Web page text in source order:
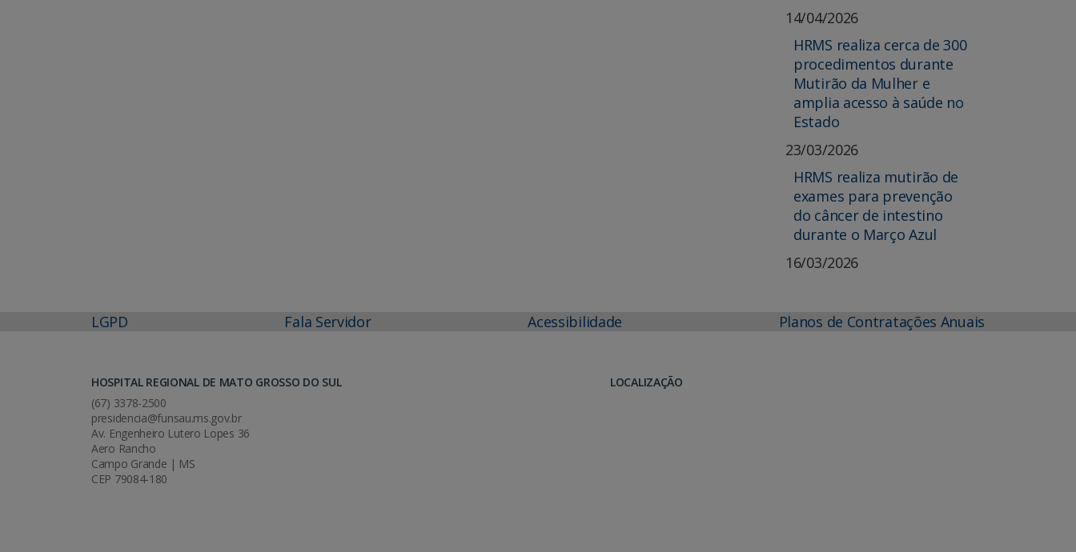
14/04/2026
HRMS realiza cerca de 300
procedimentos durante
Mutirão da Mulher e
amplia acesso à saúde no
Estado
23/03/2026
HRMS realiza mutirão de
exames para prevenção
do câncer de intestino
durante o Março Azul
16/03/2026
LGPD Fala Servidor Acessibilidade Planos de Contratações Anuais
HOSPITAL REGIONAL DE MATO GROSSO DO SUL
(67) 3378-2500
presidencia@funsau.ms.gov.br
Av. Engenheiro Lutero Lopes 36
Aero Rancho
Campo Grande | MS
CEP 79084-180
LOCALIZAÇÃO